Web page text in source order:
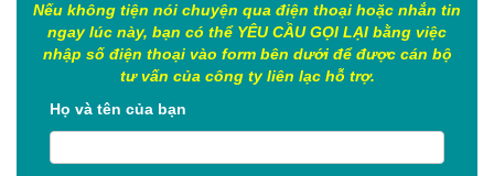
Nếu không tiện nói chuyện qua điện thoại hoặc nhắn tin
ngay lúc này, bạn có thể YÊU CẦU GỌI LẠI bằng việc
nhập số điện thoại vào form bên dưới để được cán bộ
tư vấn của công ty liên lạc hỗ trợ.
Họ và tên của bạn